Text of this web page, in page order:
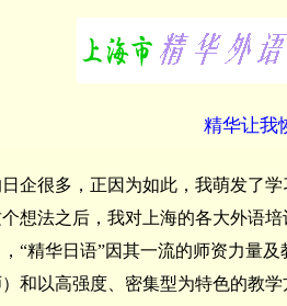
精华让我
很多，正因为如此，我萌发了学
法之后，我对上海的各大外语培
“精华日语”因其一流的师资力量
）和以高强度、密集型为特色的教